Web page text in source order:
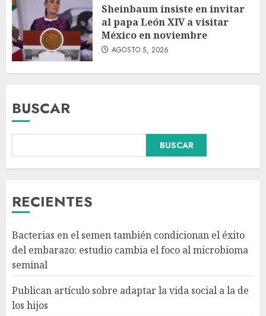
Sheinbaum insiste en invitar
al papa León XIV a visitar
México en noviembre
AGOSTO 5, 2026
BUSCAR
BUSCAR
RECIENTES
Bacterias en el semen también condicionan el éxito
del embarazo: estudio cambia el foco al microbioma
seminal
Publican artículo sobre adaptar la vida social a la de
los hijos
3
Dos demandas contra Bad
4
¿Sería posible saber si un
ingenio artificial tiene
AGOSTO 6, 2026